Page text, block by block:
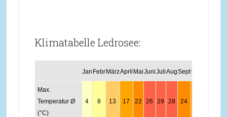
Klimatabelle Ledrosee:
Jan Febr MärzApril MaiJuniJuliAugSeptOkt
Max.
Temperatur Ø
(°C)
4 8 13 17 22 26 29 28 24